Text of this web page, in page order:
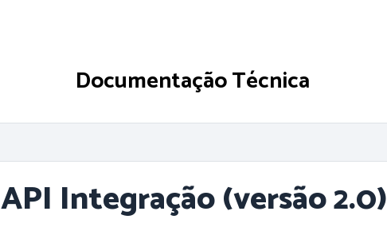
Documentação Técnica
API Integração (versão 2.0)